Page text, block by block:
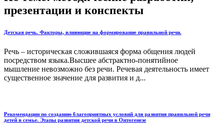
презентации и конспекты
Детская речь. Факторы, влияющие на формирование правильной речи.
Речь – историческая сложившаяся форма общения людей
посредством языка.Высшее абстрактно-понятийное
мышление невозможно без речи. Речевая деятельность имеет
существенное значение для развития и д...
Рекомендации по созданию благоприятных условий для развития правильной речи
детей в семье. Этапы развития детской речи в Онтогенезе